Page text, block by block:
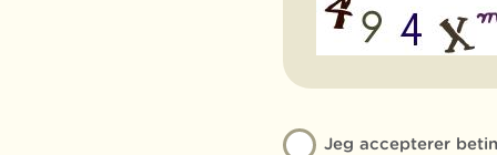
Jeg accepterer